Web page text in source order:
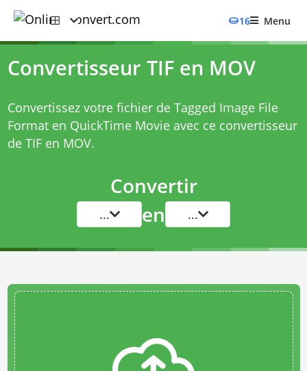
16 Menu
Convertisseur TIF en MOV
Convertissez votre fichier de Tagged Image File
Format en QuickTime Movie avec ce convertisseur
de TIF en MOV.
Convertir
... en ...